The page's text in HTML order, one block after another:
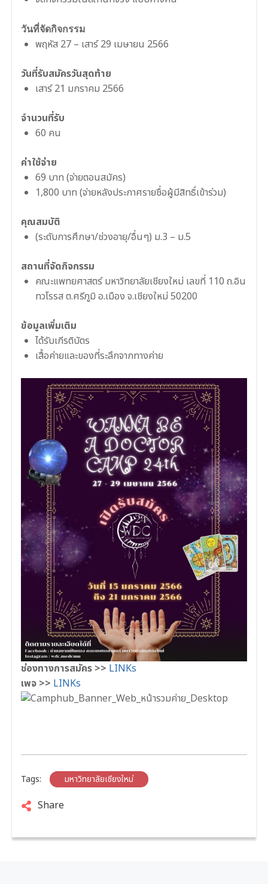
วันที่จัดกิจกรรม
พฤหัส 27 – เสาร์ 29 เมษายน 2566
วันที่รับสมัครวันสุดท้าย
เสาร์ 21 มกราคม 2566
จำนวนที่รับ
60 คน
ค่าใช้จ่าย
69 บาท (จ่ายตอนสมัคร)
1,800 บาท (จ่ายหลังประกาศรายชื่อผู้มีสิทธิ์เข้าร่วม)
คุณสมบัติ
(ระดับการศึกษา/ช่วงอายุ/อื่นๆ) ม.3 – ม.5
สถานที่จัดกิจกรรม
คณะแพทยศาสตร์ มหาวิทยาลัยเชียงใหม่ เลขที่ 110 ถ.อิน
ทวโรรส ต.ศรีภูมิ อ.เมือง จ.เชียงใหม่ 50200
ข้อมูลเพิ่มเติม
ได้รับเกีรติบัตร
เสื้อค่ายและของที่ระลึกจากทางค่าย
ช่องทางการสมัคร >> LINKs
เพจ >> LINKs
Tags: มหาวิทยาลัยเชียงใหม่
Share